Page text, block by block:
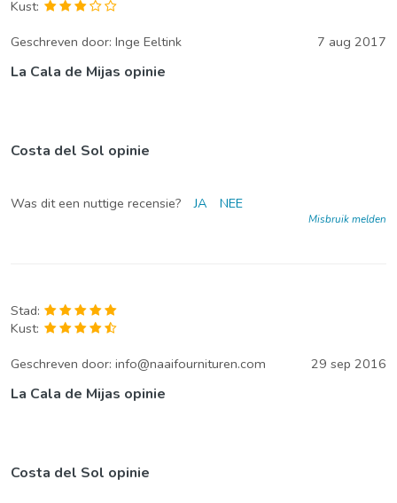
Kust:
Geschreven door: Inge Eeltink 7 aug 2017
La Cala de Mijas opinie
Costa del Sol opinie
Was dit een nuttige recensie? JA NEE
Misbruik melden
Stad:
Kust:
Geschreven door: info@naaifournituren.com 29 sep 2016
La Cala de Mijas opinie
Costa del Sol opinie